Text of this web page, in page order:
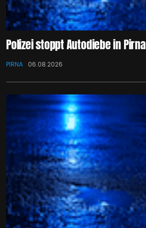
Polizei stoppt Autodiebe in Pirna
PIRNA 06.08.2026